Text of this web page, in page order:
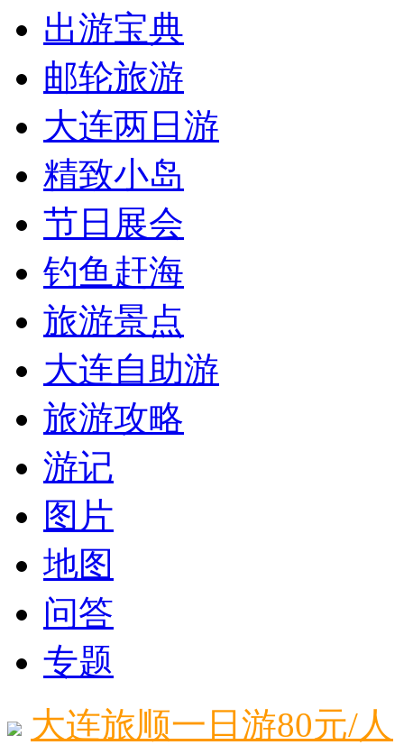
出游宝典
邮轮旅游
大连两日游
精致小岛
节日展会
钓鱼赶海
旅游景点
大连自助游
旅游攻略
游记
图片
地图
问答
专题
大连旅顺一日游80元/人